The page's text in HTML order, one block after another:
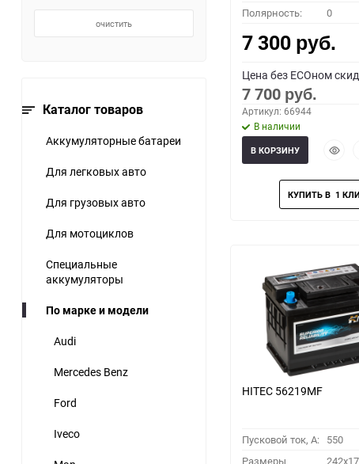
очистить
Каталог товаров
Аккумуляторные батареи
Для легковых авто
Для грузовых авто
Для мотоциклов
Специальные
аккумуляторы
По марке и модели
Audi
Mercedes Benz
Ford
Iveco
Полярность: 0
7 300 руб.
Цена без ECOном
7 700 руб.
Артикул: 66944
В наличии
В КОРЗИНУ
HITEC 56219MF
Пусковой ток, A: 550